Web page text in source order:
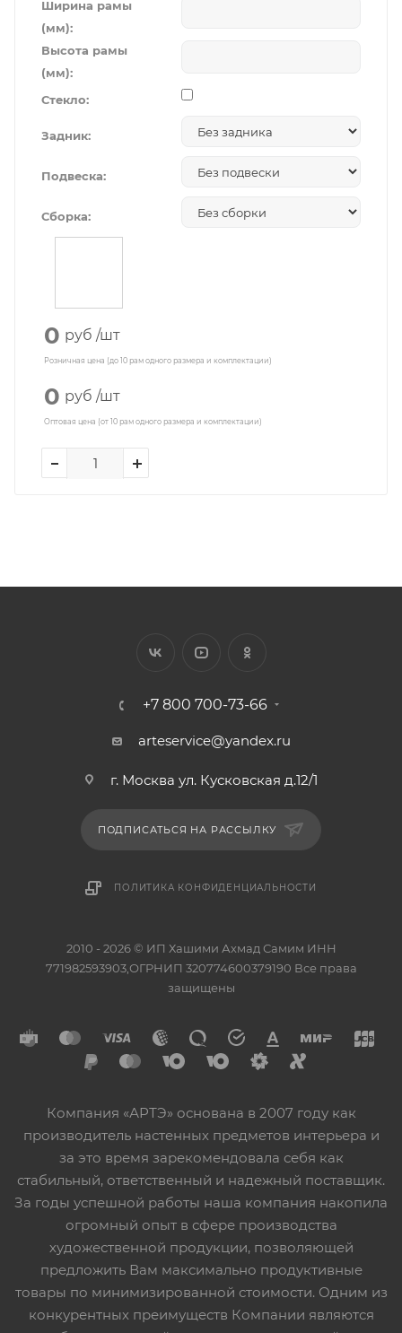
Ширина рамы
(мм):
Высота рамы
(мм):
Стекло:
Задник:
Подвеска:
Сборка:
0 руб /шт
Розничная цена (до 10 рам одного размера и комплектации)
0 руб /шт
Оптовая цена (от 10 рам одного размера и комплектации)
+7 800 700-73-66
arteservice@yandex.ru
г. Москва ул. Кусковская д.12/1
ПОДПИСАТЬСЯ НА РАССЫЛКУ
ПОЛИТИКА КОНФИДЕНЦИАЛЬНОСТИ
2010 - 2026 © ИП Хашими Ахмад Самим ИНН
771982593903,ОГРНИП 320774600379190 Все права
защищены
Компания «АРТЭ» основана в 2007 году как
производитель настенных предметов интерьера и
за это время зарекомендовала себя как
стабильный, ответственный и надежный поставщик.
За годы успешной работы наша компания накопила
огромный опыт в сфере производства
художественной продукции, позволяющей
предложить Вам максимально продуктивные
товары по минимизированной стоимости. Одним из
конкурентных преимуществ Компании являются